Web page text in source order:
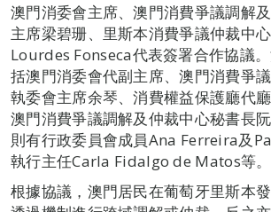
澳門消委會主席、澳門消費爭議調解
主席梁碧珊、里斯本消費爭議仲裁中
Lourdes Fonseca代表簽署合作協議
括澳門消委會代副主席、澳門消費爭
執委會主席余琴、消費權益保護廳代
澳門消費爭議調解及仲裁中心秘書長
則有行政委員會成員Ana Ferreira及
執行主任Carla Fidalgo de Matos等。
根據協議，澳門居民在葡萄牙里斯本